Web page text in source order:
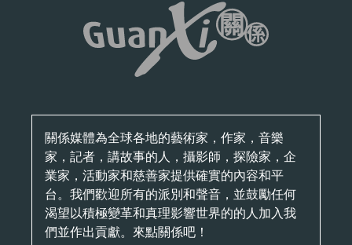
關係媒體為全球各地的藝術家，作家，音樂
家，記者，講故事的人，攝影師，探險家，企
業家，活動家和慈善家提供確實的內容和平
台。我們歡迎所有的派別和聲音，並鼓勵任何
渴望以積極變革和真理影響世界的的人加入我
們並作出貢獻。來點關係吧！